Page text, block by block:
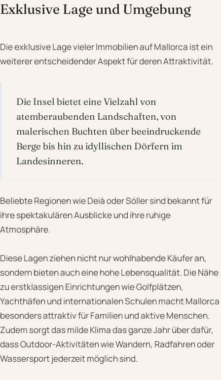
Exklusive Lage und Umgebung
Die exklusive Lage vieler Immobilien auf Mallorca ist ein
weiterer entscheidender Aspekt für deren Attraktivität.
Die Insel bietet eine Vielzahl von
atemberaubenden Landschaften, von
malerischen Buchten über beeindruckende
Berge bis hin zu idyllischen Dörfern im
Landesinneren.
Beliebte Regionen wie Deià oder Sóller sind bekannt für
ihre spektakulären Ausblicke und ihre ruhige
Atmosphäre.
Diese Lagen ziehen nicht nur wohlhabende Käufer an,
sondern bieten auch eine hohe Lebensqualität. Die Nähe
zu erstklassigen Einrichtungen wie Golfplätzen,
Yachthäfen und internationalen Schulen macht Mallorca
besonders attraktiv für Familien und aktive Menschen.
Zudem sorgt das milde Klima das ganze Jahr über dafür,
dass Outdoor-Aktivitäten wie Wandern, Radfahren oder
Wassersport jederzeit möglich sind.